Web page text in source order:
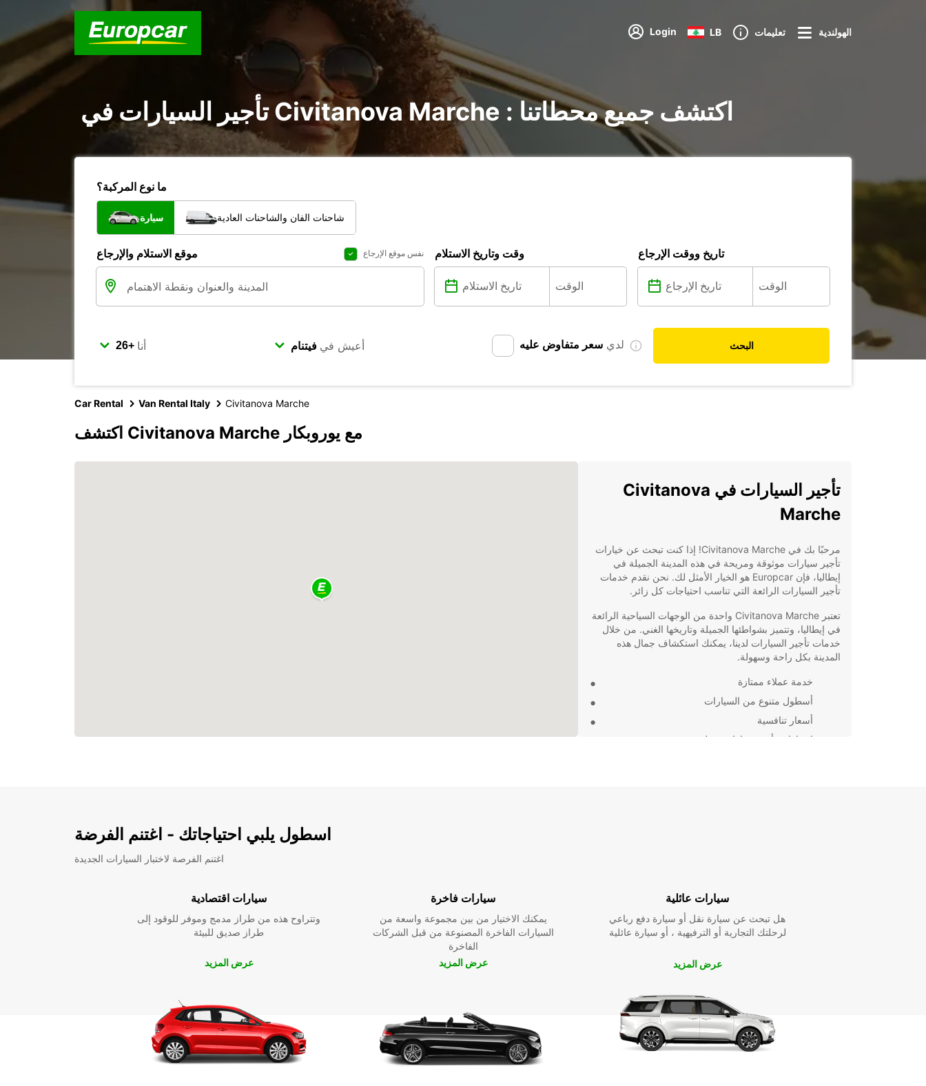
Login LB تعليمات الهولندية
تأجير السيارات في Civitanova Marche : اكتشف جميع محطاتنا
ما نوع المركبة؟
سيارة شاحنات الفان والشاحنات العادية
موقع الاستلام والإرجاع نفس موقع الإرجاع وقت وتاريخ الاستلام تاريخ ووقت الإرجاع
أنا أعيش في لدي سعر متفاوض عليه البحث
Car Rental Van Rental Italy Civitanova Marche
اكتشف Civitanova Marche مع يوروبكار
تأجير السيارات في Civitanova
Marche
مرحبًا بك في Civitanova Marche! إذا كنت تبحث عن خيارات
تأجير سيارات موثوقة ومريحة في هذه المدينة الجميلة في
إيطاليا، فإن Europcar هو الخيار الأمثل لك. نحن نقدم خدمات
تأجير السيارات الرائعة التي تناسب احتياجات كل زائر.
تعتبر Civitanova Marche واحدة من الوجهات السياحية الرائعة
في إيطاليا، وتتميز بشواطئها الجميلة وتاريخها الغني. من خلال
خدمات تأجير السيارات لدينا، يمكنك استكشاف جمال هذه
المدينة بكل راحة وسهولة.
خدمة عملاء ممتازة
أسطول متنوع من السيارات
أسعار تنافسية
إجراءات تأجير سيارات سهلة وسريعة
اسطول يلبي احتياجاتك - اغتنم الفرضة
اغتنم الفرصة لاختبار السيارات الجديدة
سيارات اقتصادية
وتتراوح هذه من طراز مدمج وموفر للوقود إلى
طراز صديق للبيئة
عرض المزيد
سيارات فاخرة
يمكنك الاختيار من بين مجموعة واسعة من
السيارات الفاخرة المصنوعة من قبل الشركات
الفاخرة
عرض المزيد
سيارات عائلية
هل تبحث عن سيارة نقل أو سيارة دفع رباعي
لرحلتك التجارية أو الترفيهية ، أو سيارة عائلية
عرض المزيد